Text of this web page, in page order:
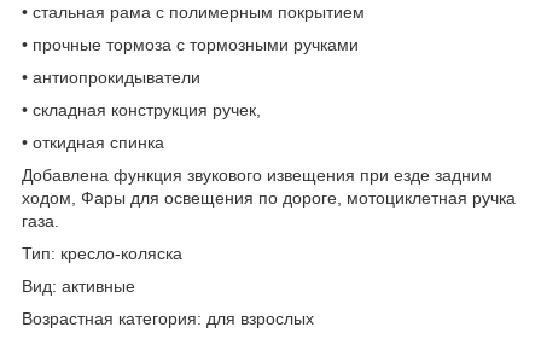
• стальная рама с полимерным покрытием
• прочные тормоза с тормозными ручками
• антиопрокидыватели
• складная конструкция ручек,
• откидная спинка
Добавлена функция звукового извещения при езде задним
ходом, Фары для освещения по дороге, мотоциклетная ручка
газа.
Тип: кресло-коляска
Вид: активные
Возрастная категория: для взрослых